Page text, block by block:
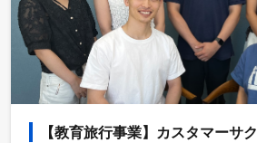
【教育旅行事業】カスタマーサ